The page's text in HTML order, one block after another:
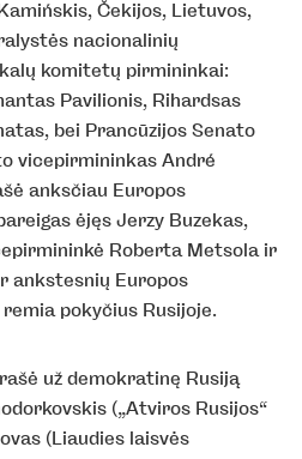
Čekijos, Lietuvos,
nacionalinių
komitetų pirmininkai:
Pavilionis, Rihardsas
bei Prancūzijos Senato
vicepirmininkas André
anksčiau Europos
ėjęs Jerzy Buzekas,
Roberta Metsola ir
ankstesnių Europos
pokyčius Rusijoje.
už demokratinę Rusiją
(„Atviros Rusijos“
(Liaudies laisvės